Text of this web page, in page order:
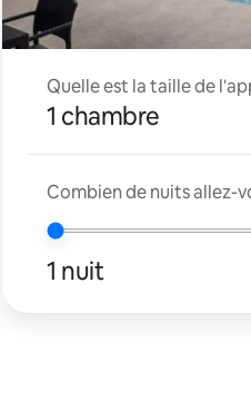
Quelle est la taille de
1 chambre
Combien de nuits allez-
1 nuit